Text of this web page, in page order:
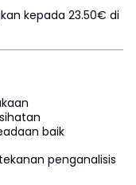
kepada 23.50€ di
baik
penganalisis